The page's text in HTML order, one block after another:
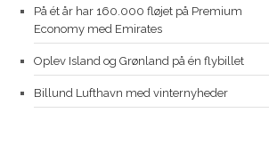
På ét år har 160.000 fløjet på Premium
Economy med Emirates
Oplev Island og Grønland på én flybillet
Billund Lufthavn med vinternyheder